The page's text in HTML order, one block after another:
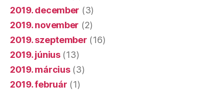
2019. december (3)
2019. november (2)
2019. szeptember (16)
2019. június(13)
2019. március(3)
2019. február (1)